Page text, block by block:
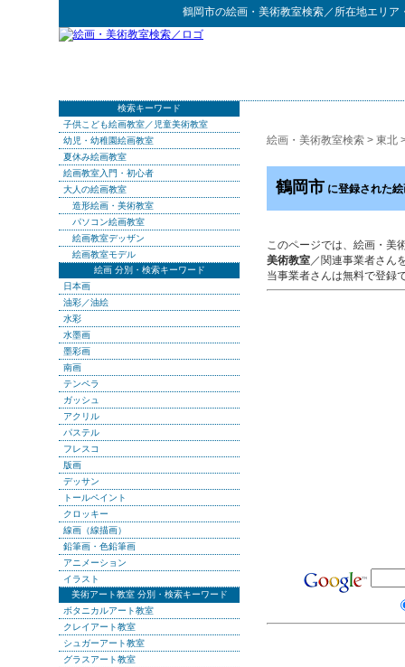
鶴岡市の絵画・美術教室検索／所在地エリア
絵画・美術教室検索 > 東北
鶴岡市 に登録された
このページでは、絵画・美
美術教室／関連事業者さん
当事業者さんは無料で登録
検索キーワード
子供こども絵画教室／児童美術教室
幼児・幼稚園絵画教室
夏休み絵画教室
絵画教室入門・初心者
大人の絵画教室
造形絵画・美術教室
パソコン絵画教室
絵画教室デッザン
絵画教室モデル
絵画 分別・検索キーワード
日本画
油彩／油絵
水彩
水墨画
墨彩画
南画
テンペラ
ガッシュ
アクリル
パステル
フレスコ
版画
デッサン
トールペイント
クロッキー
線画（線描画）
鉛筆画・色鉛筆画
アニメーション
イラスト
美術アート教室 分別・検索キーワード
ボタニカルアート教室
クレイアート教室
シュガーアート教室
グラスアート教室